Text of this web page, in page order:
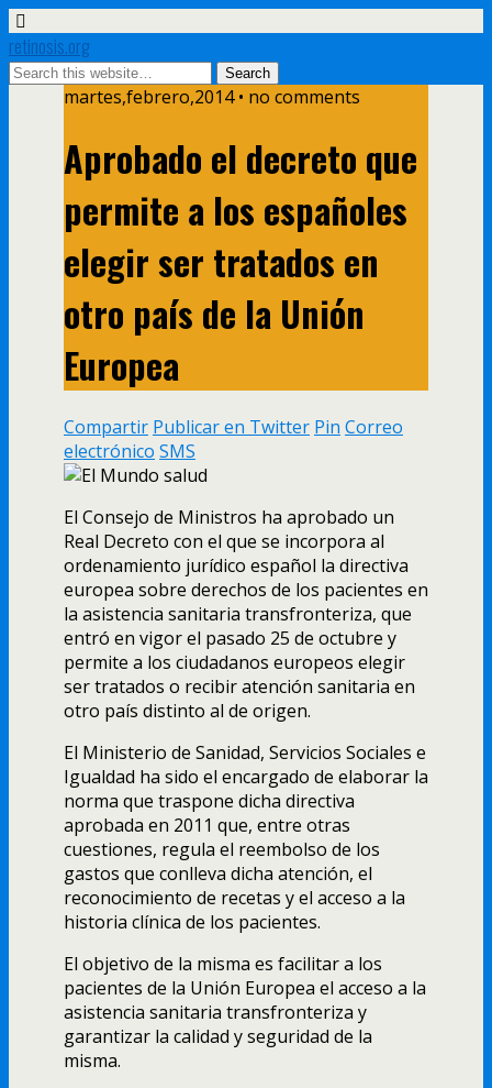
retinosis.org
martes,febrero,2014 • no comments
Aprobado el decreto que
permite a los españoles
elegir ser tratados en
otro país de la Unión
Europea
Compartir Publicar en Twitter Pin Correo
electrónico SMS
El Consejo de Ministros ha aprobado un
Real Decreto con el que se incorpora al
ordenamiento jurídico español la directiva
europea sobre derechos de los pacientes en
la asistencia sanitaria transfronteriza, que
entró en vigor el pasado 25 de octubre y
permite a los ciudadanos europeos elegir
ser tratados o recibir atención sanitaria en
otro país distinto al de origen.
El Ministerio de Sanidad, Servicios Sociales e
Igualdad ha sido el encargado de elaborar la
norma que traspone dicha directiva
aprobada en 2011 que, entre otras
cuestiones, regula el reembolso de los
gastos que conlleva dicha atención, el
reconocimiento de recetas y el acceso a la
historia clínica de los pacientes.
El objetivo de la misma es facilitar a los
pacientes de la Unión Europea el acceso a la
asistencia sanitaria transfronteriza y
garantizar la calidad y seguridad de la
misma.